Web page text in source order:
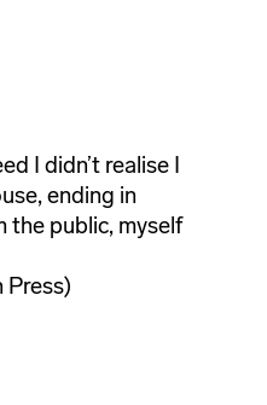
I didn’t realise I
ending in
the public, myself